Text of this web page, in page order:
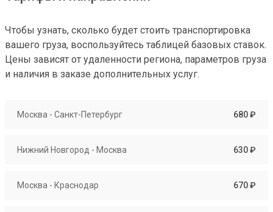
Чтобы узнать, сколько будет стоить транспортировка
вашего груза, воспользуйтесь таблицей базовых ставок.
Цены зависят от удаленности региона, параметров груза
и наличия в заказе дополнительных услуг.
Москва - Санкт-Петербург 680 ₽
Нижний Новгород - Москва 630 ₽
Москва - Краснодар 670 ₽